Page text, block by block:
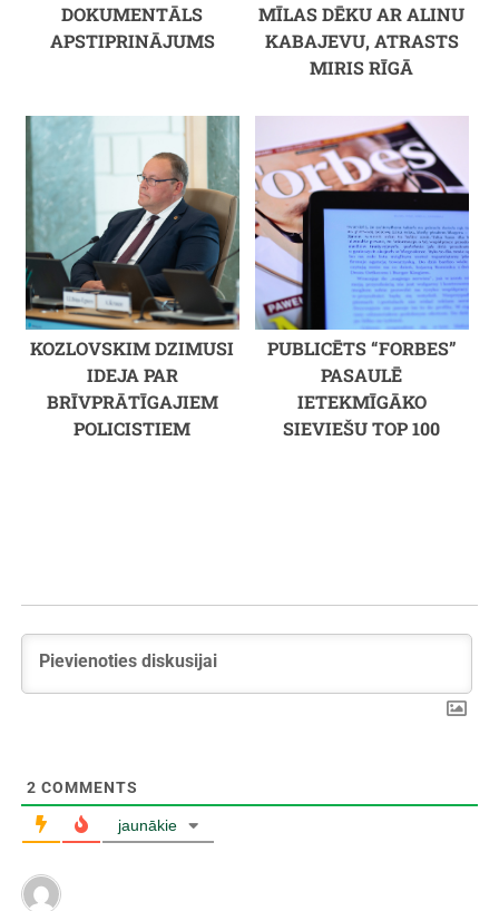
DOKUMENTĀLS
APSTIPRINĀJUMS
MĪLAS DĒKU AR ALINU
KABAJEVU, ATRASTS
MIRIS RĪGĀ
KOZLOVSKIM DZIMUSI
IDEJA PAR
BRĪVPRĀTĪGAJIEM
POLICISTIEM
PUBLICĒTS “FORBES”
PASAULĒ
IETEKMĪGĀKO
SIEVIEŠU TOP 100
2 COMMENTS
jaunākie